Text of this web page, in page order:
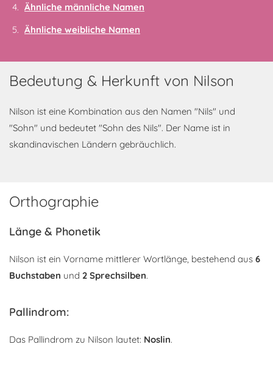
Ähnliche männliche Namen
Ähnliche weibliche Namen
Bedeutung & Herkunft von Nilson
Nilson ist eine Kombination aus den Namen "Nils" und
"Sohn" und bedeutet "Sohn des Nils". Der Name ist in
skandinavischen Ländern gebräuchlich.
Orthographie
Länge & Phonetik
Nilson ist ein Vorname mittlerer Wortlänge, bestehend aus 6
Buchstaben und 2 Sprechsilben.
Pallindrom:
Das Pallindrom zu Nilson lautet: Noslin.